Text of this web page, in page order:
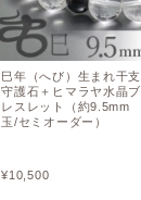
巳年（へび）生まれ干支
守護石＋ヒマラヤ水晶ブ
レスレット（約9.5mm
玉/セミオーダー）
¥10,500